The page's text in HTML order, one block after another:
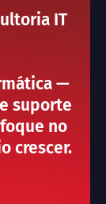
IT
—
suporte
no
crescer.